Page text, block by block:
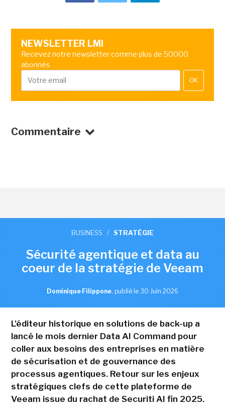
NEWSLETTER LMI
Recevez notre newsletter comme plus de 50000
abonnés
OK
Commentaire
BUSINESS / STRATÉGIE
Sécurité agentique et data au
coeur de la stratégie de Veeam
Dominique Filippone, publié le 30 Juin 2026
L'éditeur historique en solutions de back-up a
lancé le mois dernier Data AI Command pour
coller aux besoins des entreprises en matière
de sécurisation et de gouvernance des
processus agentiques. Retour sur les enjeux
stratégiques clefs de cette plateforme de
Veeam issue du rachat de Securiti AI fin 2025.